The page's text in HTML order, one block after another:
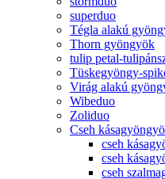
superduo
Tégla alakú
Thorn gyöngyök
tulip petal-
Tüskegyöngy-
Virág alakú
Wibeduo
Zoliduo
Cseh
cseh
cseh
cseh